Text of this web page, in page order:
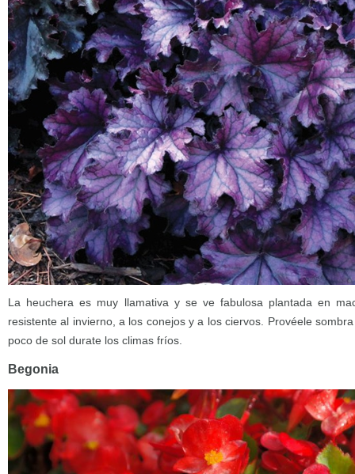
La heuchera es muy llamativa y se ve fabulosa plantada en
resistente al invierno, a los conejos y a los ciervos. Provéele
poco de sol durate los climas fríos.
Begonia